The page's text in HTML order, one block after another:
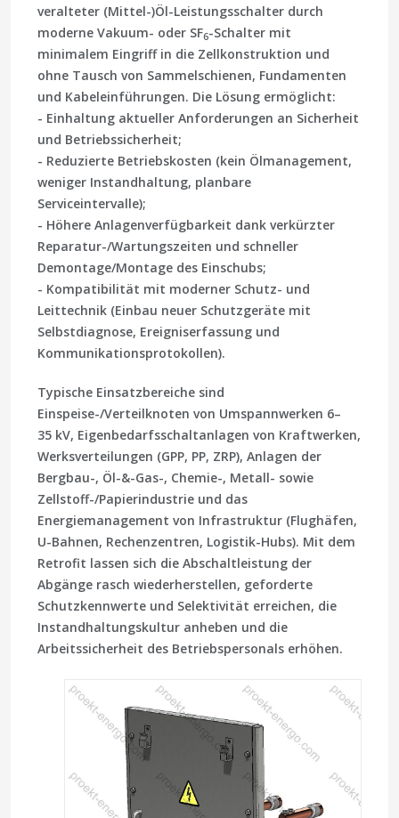
veralteter (Mittel-)Öl-Leistungsschalter durch
moderne Vakuum- oder SF6-Schalter mit
minimalem Eingriff in die Zellkonstruktion und
ohne Tausch von Sammelschienen, Fundamenten
und Kabeleinführungen. Die Lösung ermöglicht:
- Einhaltung aktueller Anforderungen an Sicherheit
und Betriebssicherheit;
- Reduzierte Betriebskosten (kein Ölmanagement,
weniger Instandhaltung, planbare
Serviceintervalle);
- Höhere Anlagenverfügbarkeit dank verkürzter
Reparatur-/Wartungszeiten und schneller
Demontage/Montage des Einschubs;
- Kompatibilität mit moderner Schutz- und
Leittechnik (Einbau neuer Schutzgeräte mit
Selbstdiagnose, Ereigniserfassung und
Kommunikationsprotokollen).
Typische Einsatzbereiche sind
Einspeise-/Verteilknoten von Umspannwerken 6–
35 kV, Eigenbedarfsschaltanlagen von Kraftwerken,
Werksverteilungen (GPP, PP, ZRP), Anlagen der
Bergbau-, Öl-&-Gas-, Chemie-, Metall- sowie
Zellstoff-/Papierindustrie und das
Energiemanagement von Infrastruktur (Flughäfen,
U-Bahnen, Rechenzentren, Logistik-Hubs). Mit dem
Retrofit lassen sich die Abschaltleistung der
Abgänge rasch wiederherstellen, geforderte
Schutzkennwerte und Selektivität erreichen, die
Instandhaltungskultur anheben und die
Arbeitssicherheit des Betriebspersonals erhöhen.